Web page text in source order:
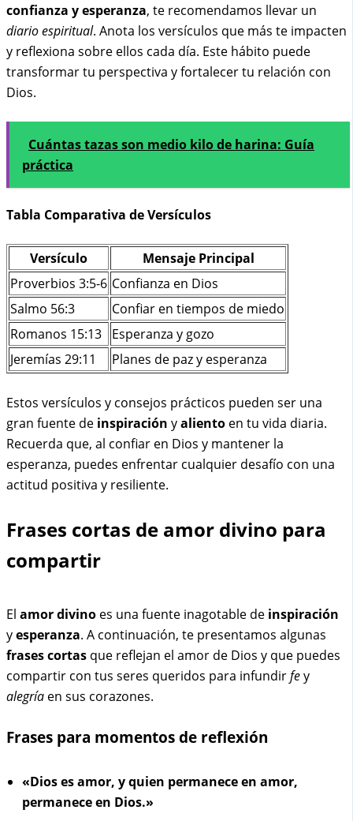
confianza y esperanza, te recomendamos llevar un
diario espiritual. Anota los versículos que más te impacten
y reflexiona sobre ellos cada día. Este hábito puede
transformar tu perspectiva y fortalecer tu relación con
Dios.
Cuántas tazas son medio kilo de harina: Guía
práctica
Tabla Comparativa de Versículos
Versículo
Mensaje Principal
Proverbios 3:5-6 Confianza en Dios
Salmo 56:3
Confiar en tiempos de miedo
Romanos 15:13
Esperanza y gozo
Jeremías 29:11
Planes de paz y esperanza
Estos versículos y consejos prácticos pueden ser una
gran fuente de inspiración yaliento en tu vida diaria.
Recuerda que, al confiar en Dios y mantener la
esperanza, puedes enfrentar cualquier desafío con una
actitud positiva y resiliente.
Frases cortas de amor divino para
compartir
El amor divino es una fuente inagotable de inspiración
yesperanza. A continuación, te presentamos algunas
frases cortas que reflejan el amor de Dios y que puedes
compartir con tus seres queridos para infundirfey
alegría en sus corazones.
Frases para momentos de reflexión
«Dios es amor, y quien permanece en amor,
permanece en Dios.»